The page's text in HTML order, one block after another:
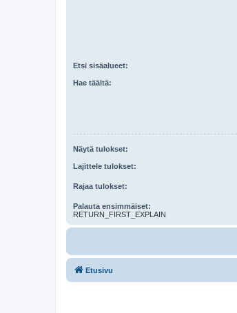
Etsi sisäalueet:
Hae täältä:
Näytä tulokset:
Lajittele tulokset:
Rajaa tulokset:
Palauta ensimmäiset:
RETURN_FIRST_EXPLAIN
Etusivu